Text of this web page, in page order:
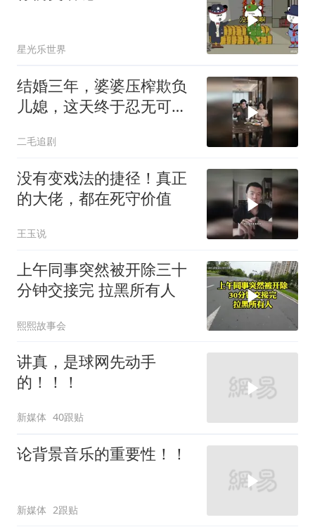
星光乐世界
结婚三年，婆婆压榨欺负
儿媳，这天终于忍无可
二毛追剧
没有变戏法的捷径！真正
的大佬，都在死守价值
王玉说
上午同事突然被开除三十
分钟交接完 拉黑所有人
熙熙故事会
讲真，是球网先动手
的！！！
新媒体 40跟贴
论背景音乐的重要性！！
新媒体 2跟贴